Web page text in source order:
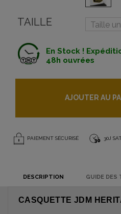
TAILLE
En Stock !
48h ouvrées
AJOUTER AU
PAIEMENT SÉCURISÉ 30J
DESCRIPTION GUIDE DES
CASQUETTE JDM